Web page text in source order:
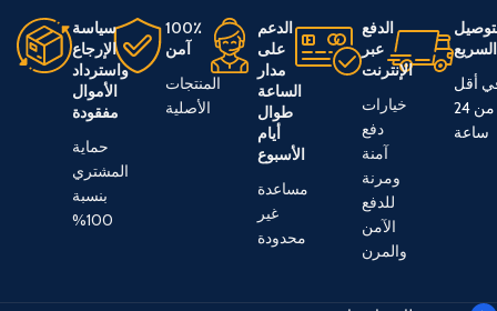
السريع
أقل
من 24
ساعة
الدفع
عبر
الإنترنت
خيارات
دفع
آمنة
ومرنة
للدفع
الآمن
والمرن
الدعم
على
مدار
الساعة
طوال
أيام
الأسبوع
مساعدة
غير
محدودة
100٪
آمن
المنتجات
الأصلية
سياسة
الإرجاع
واسترداد
الأموال
مفقودة
حماية
المشتري
بنسبة
100%